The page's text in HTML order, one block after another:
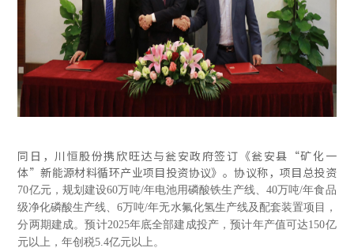
同日，川恒股份携欣旺达与瓮安政府签订《瓮安县“矿化一
体”新能源材料循环产业项目投资协议》。协议称，项目总投资
70亿元，规划建设60万吨/年电池用磷酸铁生产线、40万吨/年食品
级净化磷酸生产线、6万吨/年无水氟化氢生产线及配套装置项目，
分两期建成。预计2025年底全部建成投产，预计年产值可达150亿
元以上，年创税5.4亿元以上。